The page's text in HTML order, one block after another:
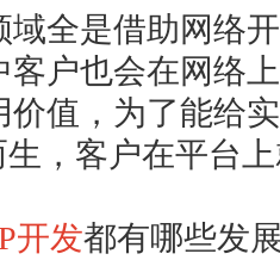
域全是借助网络
客户也会在网络
价值，为了能给
生，客户在平台
开发都有哪些发